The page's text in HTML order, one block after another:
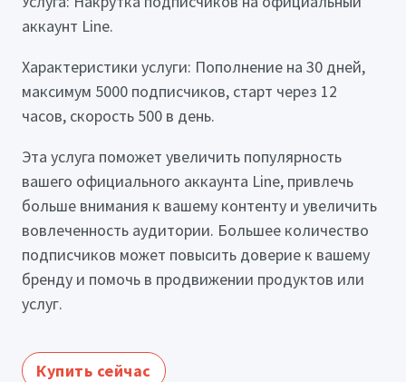
аккаунт Line.
Характеристики услуги: Пополнение на 30 дней,
максимум 5000 подписчиков, старт через 12
часов, скорость 500 в день.
Эта услуга поможет увеличить популярность
вашего официального аккаунта Line, привлечь
больше внимания к вашему контенту и увеличить
вовлеченность аудитории. Большее количество
подписчиков может повысить доверие к вашему
бренду и помочь в продвижении продуктов или
услуг.
Купить сейчас